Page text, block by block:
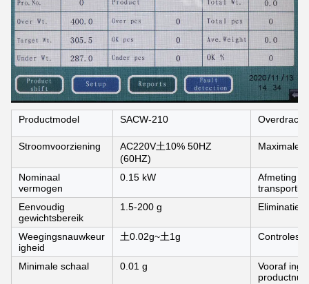
Productmodel SACW-210
Stroomvoorziening
AC220V土10% 50HZ
(60HZ)
Maximale
Nominaal
vermogen
0.15 kW
Afmeting
Eenvoudig
gewichtsbereik
1.5-200 g
Weegingsnauwkeur
igheid
土0.02g~土1g
Minimale schaal 0.01 g
Vooraf